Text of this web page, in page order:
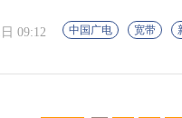
09:12 中国广电 宽带